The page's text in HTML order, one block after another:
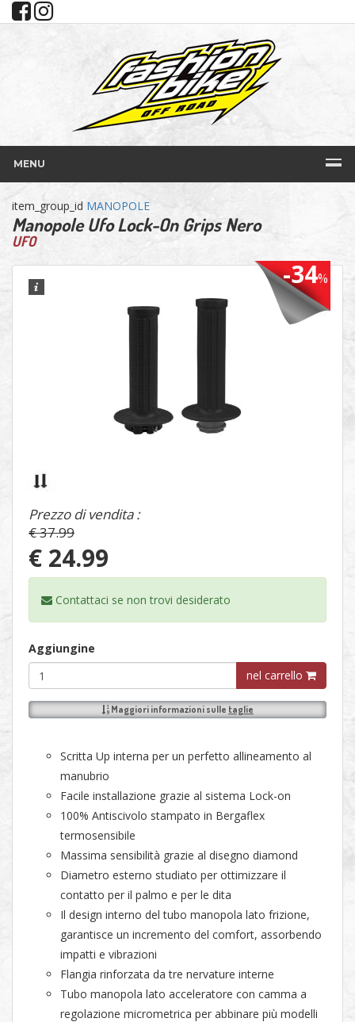
MENU
item_group_id MANOPOLE
Manopole Ufo Lock-On Grips Nero
UFO
-34%
Prezzo di vendita :
€ 37.99
€ 24.99
Contattaci se non trovi desiderato
Aggiungine
nel carrello
Maggiori informazioni sulle taglie
Scritta Up interna per un perfetto allineamento al
manubrio
Facile installazione grazie al sistema Lock-on
100% Antiscivolo stampato in Bergaflex
termosensibile
Massima sensibilità grazie al disegno diamond
Diametro esterno studiato per ottimizzare il
contatto per il palmo e per le dita
Il design interno del tubo manopola lato frizione,
garantisce un incremento del comfort, assorbendo
impatti e vibrazioni
Flangia rinforzata da tre nervature interne
Tubo manopola lato acceleratore con camma a
regolazione micrometrica per abbinare più modelli